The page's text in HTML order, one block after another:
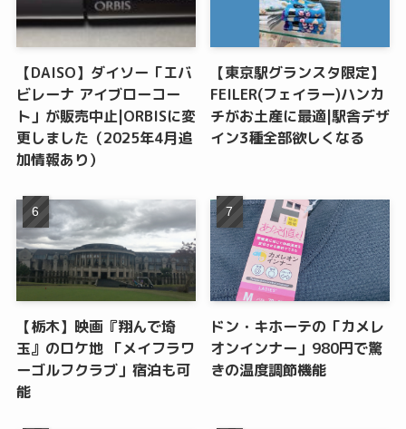
【DAISO】ダイソー「エバ
ビレーナ アイブローコー
ト」が販売中止|ORBISに変
更しました（2025年4月追
加情報あり）
【東京駅グランスタ限定】
FEILER(フェイラー)ハンカ
チがお土産に最適|駅舎デザ
イン3種全部欲しくなる
【栃木】映画『翔んで埼
玉』のロケ地 「メイフラワ
ーゴルフクラブ」宿泊も可
能
ドン・キホーテの「カメレ
オンインナー」980円で驚
きの温度調節機能